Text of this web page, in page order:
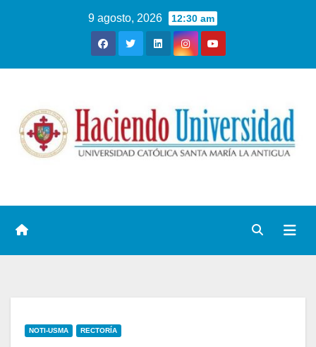
9 agosto, 2026 12:30 am
NOTI-USMA RECTORÍA